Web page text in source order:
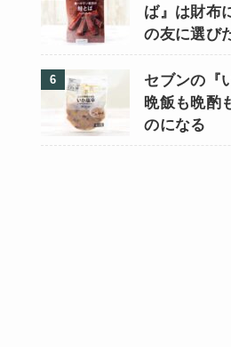
ば』は財布
の友に選び
セブンの『
晩飯も晩酌
のになる